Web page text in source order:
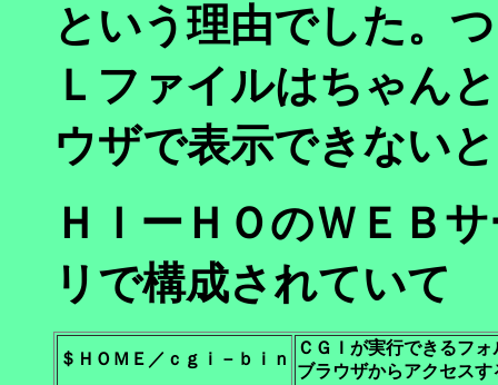
という理由でした。
Ｌファイルはちゃん
ウザで表示できない
ＨＩーＨＯのＷＥＢ
リで構成されていて
＄ＨＯＭＥ／ｃｇｉ－ｂｉｎ
ＣＧＩが実行できるフ
ブラウザからアクセスす